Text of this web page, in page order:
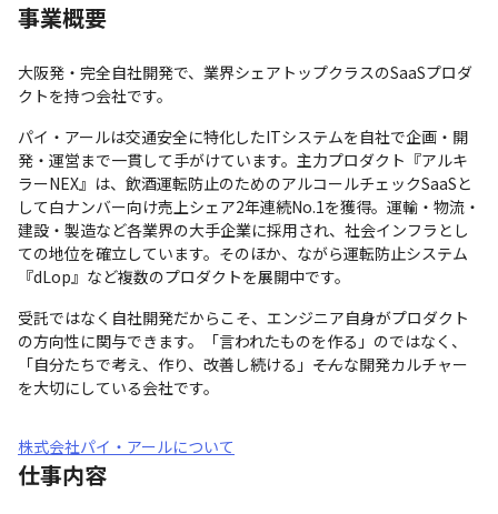
事業概要
大阪発・完全自社開発で、業界シェアトップクラスのSaaSプロダ
クトを持つ会社です。
パイ・アールは交通安全に特化したITシステムを自社で企画・開
発・運営まで一貫して手がけています。主力プロダクト『アルキ
ラーNEX』は、飲酒運転防止のためのアルコールチェックSaaSと
して白ナンバー向け売上シェア2年連続No.1を獲得。運輸・物流・
建設・製造など各業界の大手企業に採用され、社会インフラとし
ての地位を確立しています。そのほか、ながら運転防止システム
『dLop』など複数のプロダクトを展開中です。
受託ではなく自社開発だからこそ、エンジニア自身がプロダクト
の方向性に関与できます。「言われたものを作る」のではなく、
「自分たちで考え、作り、改善し続ける」――そんな開発カルチャー
を大切にしている会社です。
株式会社パイ・アールについて
仕事内容